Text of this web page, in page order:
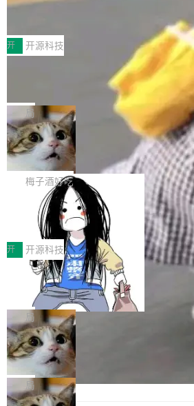
传输性能最高提升5倍。UCL-MPComm底
于自研UCL-Engine通信引擎，后续腾讯
持续开源更多基于UCL-Engine的高性能
件。 腾讯网平团队在UCL-MPComm中实
个独立于业务线程的全局通信引擎（
创新与落地成效成功入选。 全链路私有化
助力企业AI研发安全落地 当前，越来越多
经开始引入 AI Coding 工具，通过调用公
型或企业内部部署模型提升研发效率。但
Coding 从个人辅助工具逐步走向团队级
级应用，企业在规模化落地过程中，对安
可控性和代码质量提出了更高要求。 首先
安全与合规要求。对于大多数普通研发场
有云模型能够满足快速试用和效率提升的
但对于金融、能源、医疗等对数据安全要
深信服AI算力网关入选工信部人工智能
前不久，工业和信息化部正式发布《2025
智能应用典型案例名单》，集中展示人工
各领域的应用成果，覆盖技术底座、行业
产品应用、支撑保障、专题等五大方向。
AI算力网关（AI创新平台）成功入选！ 随
各业的Agent走向规模化建设，算力构成
渐丰富，用户关注的重点也在发生变化：
让AI用起来，还要进一步看清混合算力时
Token花在哪里、算力是否被充分利用，
续增长的AI成本该如何优化。 深信服AI算
正是围绕这些实际问题，从Token治理和
理两个方面，让用户的每一份算力都看得
得住、用得稳、省得下、更安全！ 一、从
始，Token使用一目...
开 开源科技
Jeff Dean 离开 Google：一个时代的
束，一个实验室的开始
Google 员工编号 20。MapReduce 作者
Bigtable 作者之一。TensorFlow 的作者
Gemini 的架构师。Google 首席科学家。
ean 在 Google 工作了 27 年后，宣布离
不是一个人走。一同离开的还有 Sanjay
wat（Google 员工编号 23，Jeff Dean
年的编程搭档，MapReduce 和 Bigtable
作者）、Quoc Le（Google 大脑核心成员
q2Seq 和 DocAI 的共同发明人）以及
yals（Gemini 联合负责人，AlphaSta...
局
🔥 SolonCode v2026.8.4 发布：界面
字体可调、22 种语言、记忆搜索增强
打开终端就能上岗的全中文编码智能体，
把「看得清、用母语、记得住」三件事一
齐。 SolonCode 是什么 SolonCode 是杭
耳科技研发的企业级终端编码智能体——
中文驱动的数字员工，自主理解需求、规
骤、编写代码。不挑模型、不挑平台，curl
装完即用。 开源地址：Gitee · GitCode ·
b 安装 支持 Java 8+（8~26）、macOS
x / Windows / Harmony PC。 # macOS
x / Harmony PC curl -fsSL https://
r.org/solon...
梅子酒好吃
让“代码语义理解”深度释放AI Coding
价值潜能：华为云码道（CodeArts）
代码仓技术解析
一、代码仓深度理解技术的作用与价值 在
程实践中，代码仓是企业核心知识资产的
体。企业级代码仓库通常包含数十万乃至
个文件，其规模远超单次模型调用可承载
文窗口。随着项目规模的持续扩张与代码
不断累积，代码仓中的模块关系、接口契
务逻辑等关键信息往往分散于数十乃至数
件之中，形成高度复杂的知识关联网络。
代码检索手段（如关键词匹配、目录遍历）
在语法层面完成文本定位，难以触及代码的
内涵与结构关联，导致开发者使用代码智能
开 开源科技
一条“删库”命令跑 17 小时，算法工程
师删光 89TB 数据只为干私活
最高人民检察院8月4日公布了一起案件：
名90后算法工程师王某，为了给自己接的
服务器空间，删光了公司AI游戏部门的全
数据。 王某2024年1月入职东城区某科技
短剧部门，有互联网大厂背景。在公司内部
调整期间，部门三次通知全员将数据从A集
移到B集群，王某都回复了"收到"。 他没有
局
Cloudflare 分享推理优化实践：KV ca
che 量化 + 权重压缩，吞吐量提升 4
1%，成本降 30%
Kimi 和 GLM 是当前最强的大模型系列之
它们有一个共同的问题：太吃显存了。月
的 Kimi K 系列和智谱的 GLM 都是长上下
局